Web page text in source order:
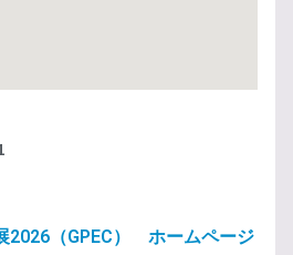
2026（GPEC） ホームページ